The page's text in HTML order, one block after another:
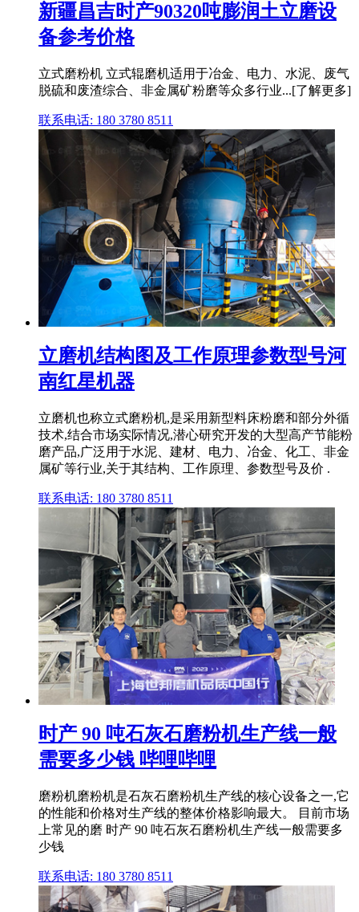
新疆昌吉时产90320吨膨润土立磨设
备参考价格
立式磨粉机 立式辊磨机适用于冶金、电力、水泥、废气
脱硫和废渣综合、非金属矿粉磨等众多行业...[了解更多]
联系电话: 180 3780 8511
立磨机结构图及工作原理参数型号河
南红星机器
立磨机也称立式磨粉机,是采用新型料床粉磨和部分外循
技术,结合市场实际情况,潜心研究开发的大型高产节能粉
磨产品,广泛用于水泥、建材、电力、冶金、化工、非金
属矿等行业,关于其结构、工作原理、参数型号及价 .
联系电话: 180 3780 8511
时产 90 吨石灰石磨粉机生产线一般
需要多少钱 哔哩哔哩
磨粉机磨粉机是石灰石磨粉机生产线的核心设备之一,它
的性能和价格对生产线的整体价格影响最大。 目前市场
上常见的磨 时产 90 吨石灰石磨粉机生产线一般需要多
少钱
联系电话: 180 3780 8511